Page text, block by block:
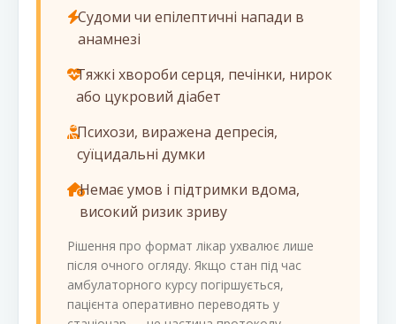
Судоми чи епілептичні напади в
анамнезі
Тяжкі хвороби серця, печінки, нирок
або цукровий діабет
Психози, виражена депресія,
суїцидальні думки
Немає умов і підтримки вдома,
високий ризик зриву
Рішення про формат лікар ухвалює лише
після очного огляду. Якщо стан під час
амбулаторного курсу погіршується,
пацієнта оперативно переводять у